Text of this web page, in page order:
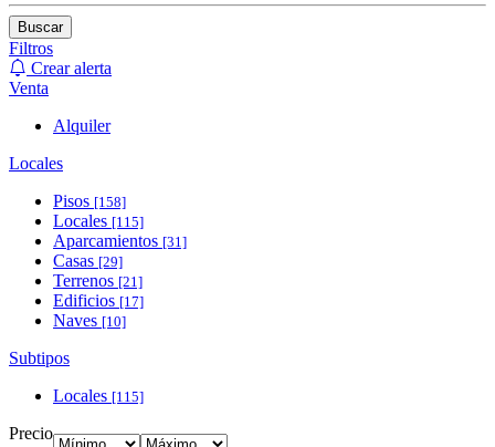
Buscar
Filtros
Crear alerta
Venta
Alquiler
Locales
Pisos [158]
Locales [115]
Aparcamientos [31]
Casas [29]
Terrenos [21]
Edificios [17]
Naves [10]
Subtipos
Locales [115]
Precio